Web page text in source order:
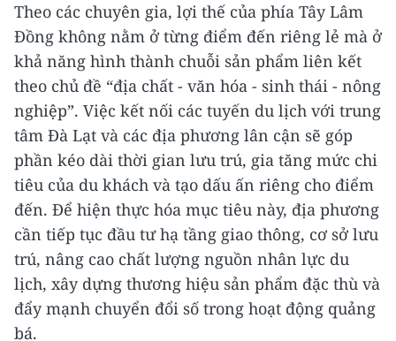
Theo các chuyên gia, lợi thế của phía Tây Lâm
Đồng không nằm ở từng điểm đến riêng lẻ mà ở
khả năng hình thành chuỗi sản phẩm liên kết
theo chủ đề “địa chất - văn hóa - sinh thái - nông
nghiệp”. Việc kết nối các tuyến du lịch với trung
tâm Đà Lạt và các địa phương lân cận sẽ góp
phần kéo dài thời gian lưu trú, gia tăng mức chi
tiêu của du khách và tạo dấu ấn riêng cho điểm
đến. Để hiện thực hóa mục tiêu này, địa phương
cần tiếp tục đầu tư hạ tầng giao thông, cơ sở lưu
trú, nâng cao chất lượng nguồn nhân lực du
lịch, xây dựng thương hiệu sản phẩm đặc thù và
đẩy mạnh chuyển đổi số trong hoạt động quảng
bá.